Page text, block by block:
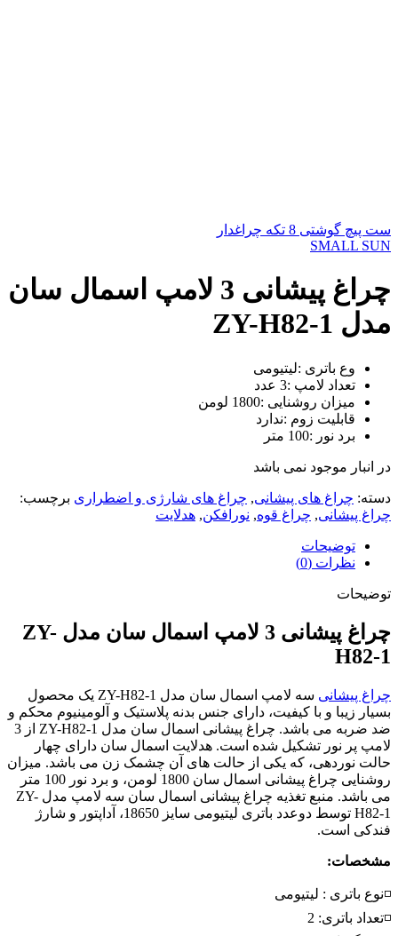
ست پیچ گوشتی 8 تکه چراغدار
SMALL SUN
چراغ پیشانی 3 لامپ اسمال سان
مدل ZY-H82-1
وع باتری :لیتیومی
تعداد لامپ :3 عدد
میزان روشنایی :1800 لومن
قابلیت زوم :ندارد
برد نور :100 متر
در انبار موجود نمی باشد
دسته: چراغ های پیشانی, چراغ های شارژی و اضطراری برچسب:
چراغ پیشانی, چراغ قوه, نورافکن, هدلایت
توضیحات
نظرات (0)
توضیحات
چراغ پیشانی 3 لامپ اسمال سان مدل ZY-
H82-1
چراغ پیشانی
سه لامپ اسمال سان مدل ZY-H82-1 یک محصول
بسیار زیبا و با کیفیت، دارای جنس بدنه پلاستیک و آلومینیوم محکم و
ضد ضربه می باشد. چراغ پیشانی اسمال سان مدل ZY-H82-1 از 3
لامپ پر نور تشکیل شده است. هدلایت اسمال سان دارای چهار
حالت نوردهی، که یکی از حالت های آن چشمک زن می باشد. میزان
روشنایی چراغ پیشانی اسمال سان 1800 لومن، و برد نور 100 متر
می باشد. منبع تغذیه چراغ پیشانی اسمال سان سه لامپ مدل ZY-
H82-1 توسط دوعدد باتری لیتیومی سایز 18650، آداپتور و شارژ
فندکی است.
مشخصات:
◽نوع باتری : لیتیومی
◽تعداد باتری: 2